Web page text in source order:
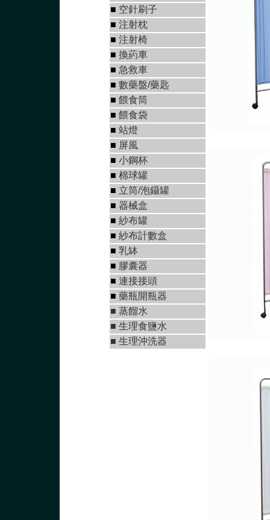
■ 空針刷子
■ 注射枕
■ 注射椅
■ 換葯車
■ 急救車
■ 數藥盤/藥匙
■ 餵食筒
■ 餵食袋
■ 站燈
■ 屏風
■ 小鋼杯
■ 棉球罐
■ 立筒/泡鑷罐
■ 器械盒
■ 紗布罐
■ 紗布計數盒
■ 乳缽
■ 膠囊器
■ 連接接頭
■ 藥瓶開瓶器
■ 蒸餾水
■ 生理食鹽水
■ 生理沖洗器